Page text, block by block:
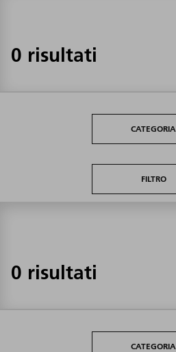
0 risultati
CATEGORIA
FILTRO
0 risultati
CATEGORIA